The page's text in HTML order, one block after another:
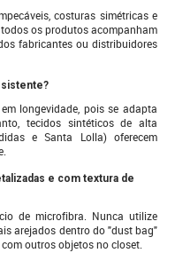
costuras simétricas e
os produtos acompanham
fabricantes ou distribuidores
longevidade, pois se adapta
tecidos sintéticos de alta
e Santa Lolla) oferecem
e com textura de
de microfibra. Nunca utilize
arejados dentro do "dust bag"
outros objetos no closet.